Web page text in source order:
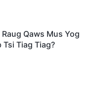
Raug Qaws Mus Yog
Tsi Tiag Tiag?